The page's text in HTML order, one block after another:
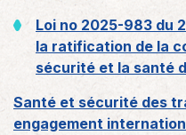
Loi no 2025-983 du
la ratification de la
sécurité et la santé
Santé et sécurité des
engagement